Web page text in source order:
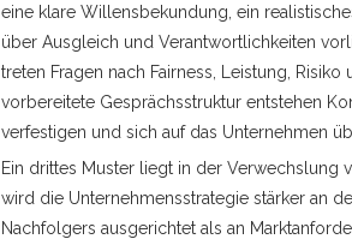
eine klare Willensbekundung, ein
über Ausgleich und Verantwortlichkeiten
treten Fragen nach Fairness, Leistung,
vorbereitete Gesprächsstruktur entstehen
verfestigen und sich auf das Unternehmen
Ein drittes Muster liegt in der Verwechslung
wird die Unternehmensstrategie stärker an
Nachfolgers ausgerichtet als an